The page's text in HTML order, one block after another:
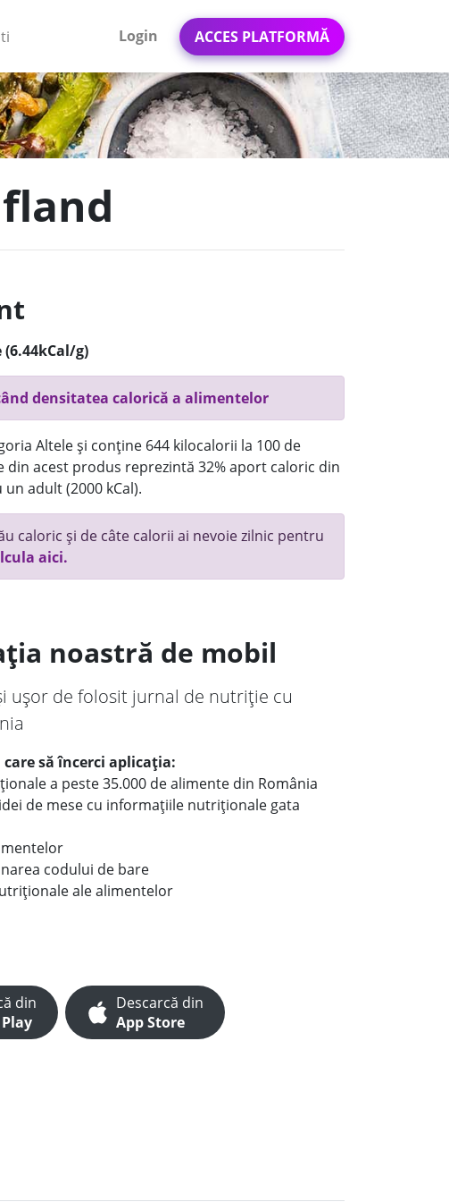
Login ACCES PLATFORMĂ
g)
densitatea calorică a alimentelor
Altele și conține 644 kilocalorii la 100 de
din acest produs reprezintă 32% aport caloric din
adult (2000 kCal).
caloric și de câte calorii ai nevoie zilnic pentru
aici.
noastră de mobil
ușor de folosit jurnal de nutriție cu
să încerci aplicația:
a peste 35.000 de alimente din România
de mese cu informațiile nutriționale gata
codului de bare
ale alimentelor
din
Descarcă din
App Store